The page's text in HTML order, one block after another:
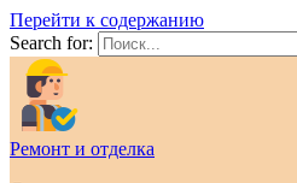
Перейти к содержанию
Search for:
Ремонт и отделка